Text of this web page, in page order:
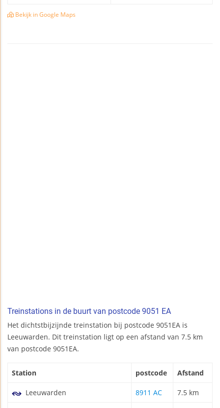
Bekijk in Google Maps
Treinstations in de buurt van postcode 9051 EA
Het dichtstbijzijnde treinstation bij postcode 9051EA is
Leeuwarden. Dit treinstation ligt op een afstand van 7.5 km
van postcode 9051EA.
Station postcode Afstand
Leeuwarden 8911 AC 7.5 km